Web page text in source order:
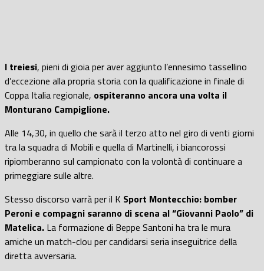
I treiesi, pieni di gioia per aver aggiunto l’ennesimo tassellino
d’eccezione alla propria storia con la qualificazione in finale di
Coppa Italia regionale, ospiteranno ancora una volta il
Monturano Campiglione.
Alle 14,30, in quello che sarà il terzo atto nel giro di venti giorni
tra la squadra di Mobili e quella di Martinelli, i biancorossi
ripiomberanno sul campionato con la volontà di continuare a
primeggiare sulle altre.
Stesso discorso varrà per il K Sport Montecchio: bomber
Peroni e compagni saranno di scena al “Giovanni Paolo” di
Matelica. La formazione di Beppe Santoni ha tra le mura
amiche un match-clou per candidarsi seria inseguitrice della
diretta avversaria.